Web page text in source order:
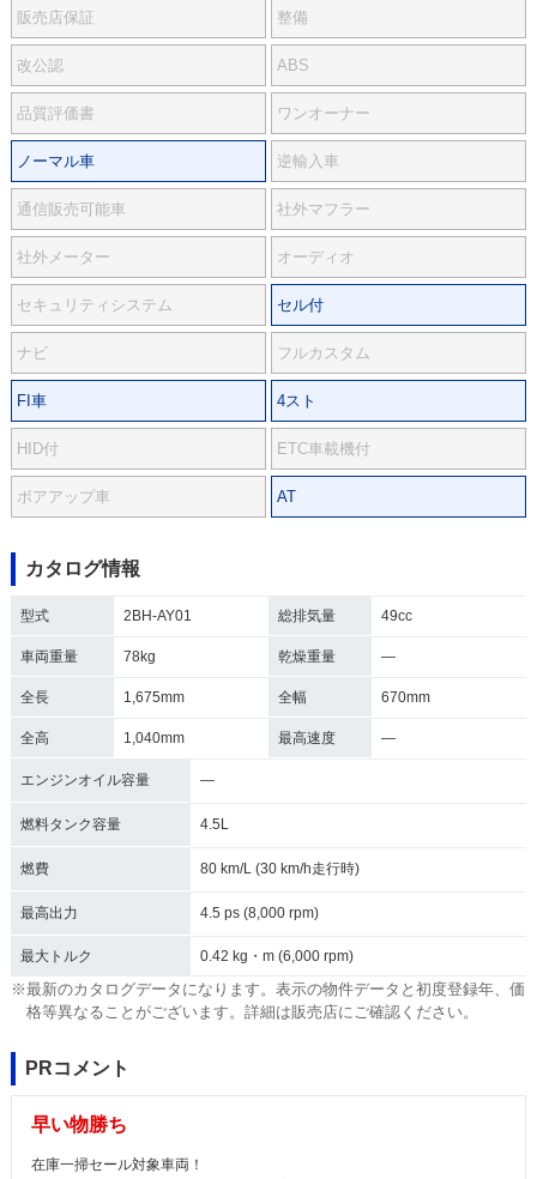
販売店保証 整備
改公認 ABS
品質評価書 ワンオーナー
ノーマル車 逆輸入車
通信販売可能車 社外マフラー
社外メーター オーディオ
セキュリティシステム セル付
ナビ フルカスタム
FI車 4スト
HID付 ETC車載機付
ボアアップ車 AT
カタログ情報
型式 2BH-AY01 総排気量 49cc
車両重量 78kg 乾燥重量 ―
全長 1,675mm 全幅 670mm
全高 1,040mm 最高速度 ―
エンジンオイル容量 ―
燃料タンク容量 4.5L
燃費 80 km/L (30 km/h走行時)
最高出力 4.5 ps (8,000 rpm)
最大トルク 0.42 kg・m (6,000 rpm)
※最新のカタログデータになります。表示の物件データと初度登録年、価
格等異なることがございます。詳細は販売店にご確認ください。
PRコメント
早い物勝ち
在庫一掃セール対象車両！